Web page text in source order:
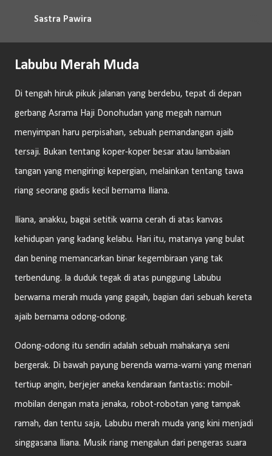
Langsung ke konten utama
Sastra Pawira
Labubu Merah Muda
Di tengah hiruk pikuk jalanan yang berdebu, tepat di depan
gerbang Asrama Haji Donohudan yang megah namun
menyimpan haru perpisahan, sebuah pemandangan ajaib
tersaji. Bukan tentang koper-koper besar atau lambaian
tangan yang mengiringi kepergian, melainkan tentang tawa
riang seorang gadis kecil bernama Iliana.
Iliana, anakku, bagai setitik warna cerah di atas kanvas
kehidupan yang kadang kelabu. Hari itu, matanya yang bulat
dan bening memancarkan binar kegembiraan yang tak
terbendung. Ia duduk tegak di atas punggung Labubu
berwarna merah muda yang gagah, bagian dari sebuah kereta
ajaib bernama odong-odong.
Odong-odong itu sendiri adalah sebuah mahakarya seni
bergerak. Di bawah payung berenda warna-warni yang menari
tertiup angin, berjejer aneka kendaraan fantastis: mobil-
mobilan dengan mata jenaka, robot-robotan yang tampak
ramah, dan tentu saja, Labubu merah muda yang kini menjadi
singgasana Iliana. Musik riang mengalun dari pengeras suara